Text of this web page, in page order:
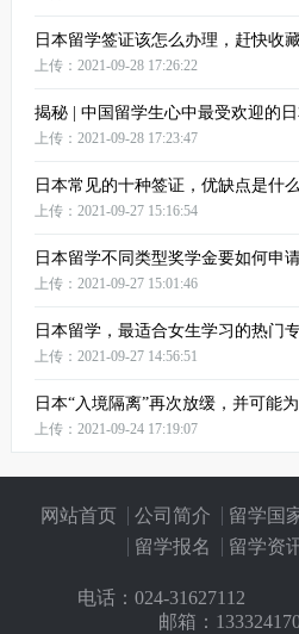
日本留学签证该怎么办理，赶快收藏
上传：2021-09-28 17:26:22
揭秘 | 中国留学生心中最受欢迎的日
上传：2021-09-28 17:23:47
日本常见的十种签证，优缺点是什
上传：2021-09-27 15:16:54
日本留学不同类型奖学金要如何申
上传：2021-09-27 15:01:46
日本留学，最适合女生学习的热门
上传：2021-09-27 14:56:51
日本“入境隔离”再次放缓，并可能
上传：2021-09-24 17:19:07
网站首页 公司简介 留学国
留学报名
留学资
电话： 024-31627112
邮箱：